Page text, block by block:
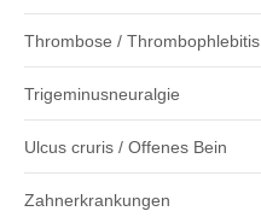
Thrombose / Thrombophlebitis
Trigeminusneuralgie
Ulcus cruris / Offenes Bein
Zahnerkrankungen